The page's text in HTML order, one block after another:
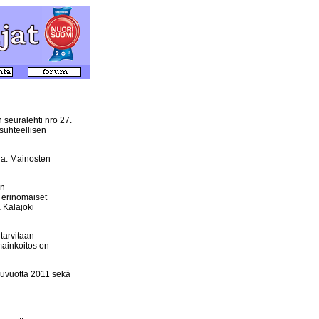
seuralehti nro 27.
Mainosten
Kalajoki
on
2011 sekä